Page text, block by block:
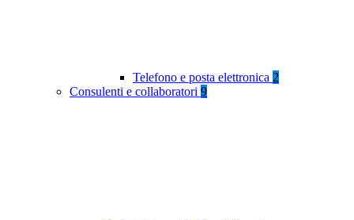
Telefono e posta elettronica 2
Consulenti e collaboratori 9